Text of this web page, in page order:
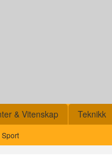
& Vitenskap Teknikk